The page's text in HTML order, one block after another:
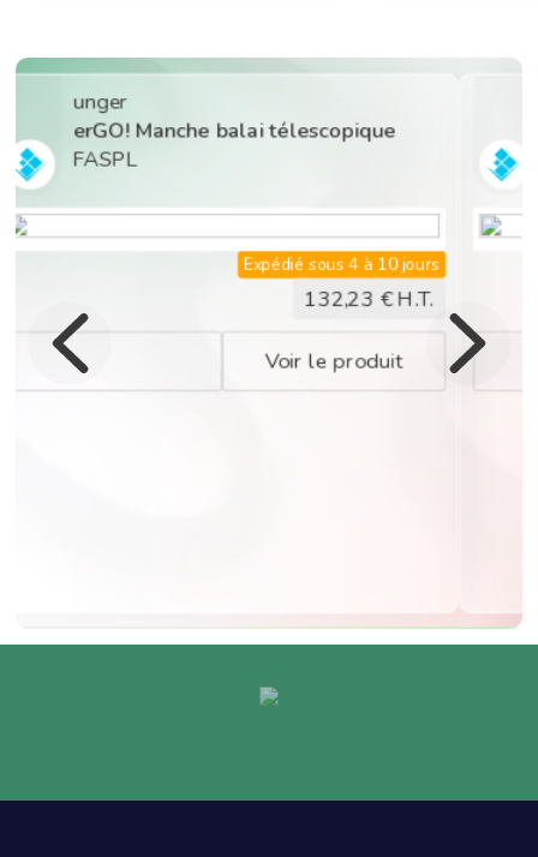
unger
erGO! Manche balai télescopique
FASPL
Expédié sous 4 à 10 jours
132,23 € H.T.
Voir le produit